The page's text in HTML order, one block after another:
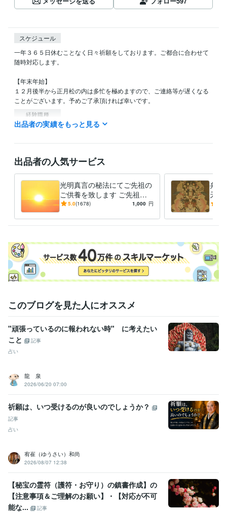
スケジュール
一年３６５日休むことなく日々祈願をしております。ご都合に合わせて
随時対応します。
【年末年始】
１２月後半から正月松の内は多忙を極めますので、ご連絡等が遅くなる
経験職種
ライフスタイル・その他 / その他
資格・検定
占い 鑑定、祈祷
語学力
英語 ビジネスレベル
出品者の実績をもっと見る
出品者の人気サービス
光明真言の秘法にてご先祖の
ご供養を致します ご先祖を
ご供養して運を開きたい方、
5.0(1678) 1,000 円
弁才
天合
強力
このブログを見た人にオススメ
"頑張っているのに報われない時" に考えたい
こと
記事
占い
龍 泉
2026/06/20 07:00
祈願は、いつ受けるのが良いのでしょうか？
記事
占い
宥崔（ゆうさい）和尚
2026/08/07 12:38
【秘宝の霊符（護符・お守り）の鎮書作成】の
【注意事項＆ご理解のお願い】・【対応が不可
能な...
記事